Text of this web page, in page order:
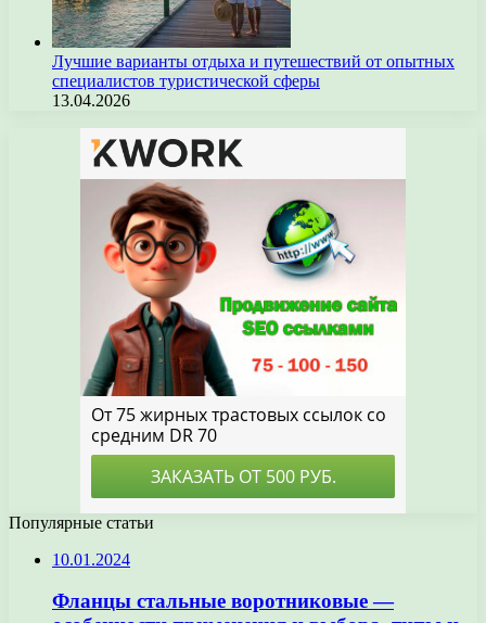
Лучшие варианты отдыха и путешествий от опытных
специалистов туристической сферы
13.04.2026
Популярные статьи
10.01.2024
Фланцы стальные воротниковые —